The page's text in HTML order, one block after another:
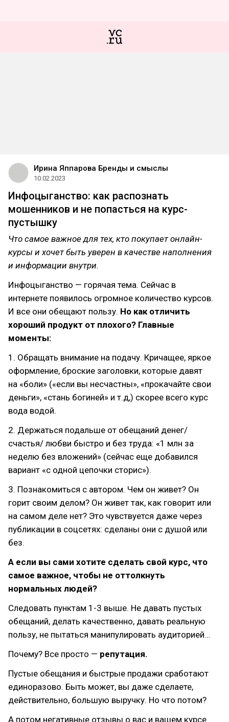
Ирина Яппарова Бренды и смыслы
10.02.2023
Инфоцыганство: как распознать
мошенников и не попасться на курс-
пустышку
Что самое важное для тех, кто покупает онлайн-
курсы и хочет быть уверен в качестве наполнения
и информации внутри.
Инфоцыганство — горячая тема. Сейчас в
интернете появилось огромное количество курсов.
И все они обещают пользу. Но как отличить
хороший продукт от плохого? Главные
моменты:
1. Обращать внимание на подачу. Кричащее, яркое
оформление, броские заголовки, которые давят
на «боли» («если вы несчастны», «прокачайте свои
деньги», «стань богиней» и т.д,) скорее всего курс
вода водой.
2. Держаться подальше от обещаний денег/
счастья/ любви быстро и без труда: «1 млн за
неделю без вложений» (сейчас еще добавился
вариант «с одной цепочки сторис»).
3. Познакомиться с автором. Чем он живет? Он
горит своим делом? Он живет так, как говорит или
на самом деле нет? Это чувствуется даже через
публикации в соцсетях: сделаны они с душой или
без.
А если вы сами хотите сделать свой курс, что
самое важное, чтобы не оттолкнуть
нормальных людей?
Следовать пунктам 1-3 выше. Не давать пустых
обещаний, делать качественно, давать реальную
пользу, не пытаться манипулировать аудиторией…
Почему? Все просто — репутация.
Пустые обещания и быстрые продажи сработают
единоразово. Быть может, вы даже сделаете,
действительно, большую выручку. Но что потом?
А потом негативные отзывы о вас и вашем курсе